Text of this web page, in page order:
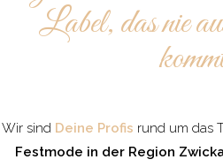
Label, das nie
Wir sind Deine Profis rund um das
Festmode in der Region